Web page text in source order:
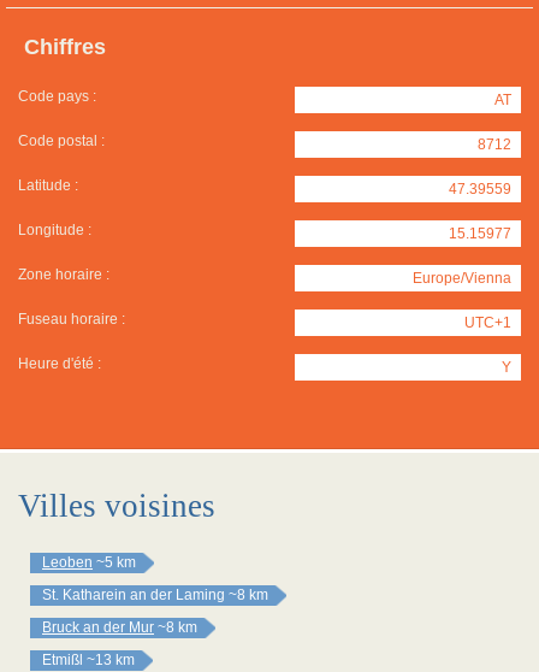
Chiffres
Code pays : AT
Code postal : 8712
Latitude : 47.39559
Longitude : 15.15977
Zone horaire : Europe/Vienna
Fuseau horaire : UTC+1
Heure d'été : Y
Villes voisines
Leoben ~5 km
St. Katharein an der Laming ~8 km
Bruck an der Mur ~8 km
Etmißl ~13 km